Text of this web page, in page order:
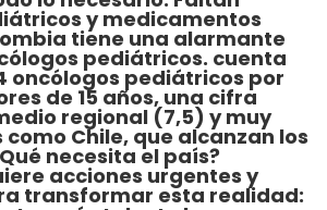
y medicamentos
tiene una alarmante
pediátricos. cuenta
oncólogos pediátricos por
de 15 años, una cifra
regional (7,5) y muy
como Chile, que alcanzan los
necesita el país?
acciones urgentes y
transformar esta realidad: